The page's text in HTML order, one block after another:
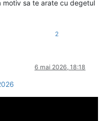
motiv sa te arate cu degetul
2
6 mai 2026, 18:18